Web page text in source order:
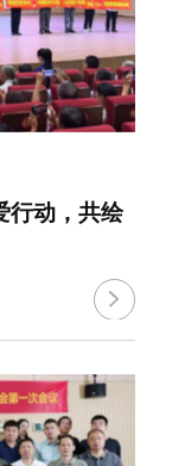
行动，共绘
